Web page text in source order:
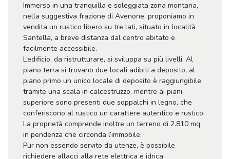
Immerso in una tranquilla e soleggiata zona montana,
nella suggestiva frazione di Avenone, proponiamo in
vendita un rustico libero su tre lati, situato in località
Santella, a breve distanza dal centro abitato e
facilmente accessibile.
L’edificio, da ristrutturare, si sviluppa su più livelli. Al
piano terra si trovano due locali adibiti a deposito, al
piano primo un unico locale di deposito è raggiungibile
tramite una scala in calcestruzzo, mentre ai piani
superiore sono presenti due soppalchi in legno, che
conferiscono al rustico un carattere autentico e rustico.
La proprietà comprende inoltre un terreno di 2.810 mq
in pendenza che circonda l’immobile.
Pur non essendo servito da utenze, è possibile
richiedere allacci alla rete elettrica e idrica.